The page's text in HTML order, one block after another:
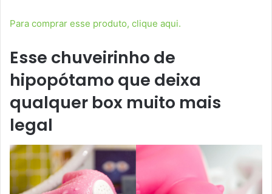
Para comprar esse produto, clique aqui.
Esse chuveirinho de
hipopótamo que deixa
qualquer box muito mais
legal